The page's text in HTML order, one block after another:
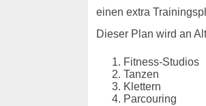
einen extra
Dieser Plan wird an
Fitness-Studios
Tanzen
Klettern
Parcouring